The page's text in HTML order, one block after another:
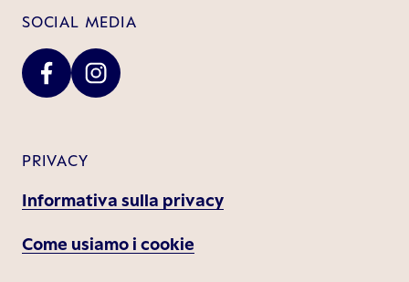
SOCIAL MEDIA
PRIVACY
Informativa sulla privacy
Come usiamo i cookie